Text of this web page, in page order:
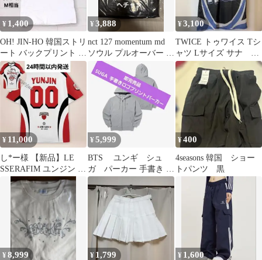
¥ 1,400
OH! JIN-HO 韓国ストリ
ート バックプリント T
シャツ クリーム M
¥3,888
nct 127 momentum md
ソウル プルオーバー ヘ
チャン 韓国
¥3,100
TWICE トゥワイス Tシ
ャツ Lサイズ サナ
SANA
¥ 11,000
し*ー様 【新品】LE
SSERAFIM ユンジン ル
セラ Tシャツ Lサイズ
¥5,999
BTS ユンギ シュ
ガ パーカー 手書き ロ
ゴ LOGO SUGA L
¥400
4seasons 韓国 ショー
トパンツ 黒
¥8,999 ¥ 1,799 ¥ 1,600